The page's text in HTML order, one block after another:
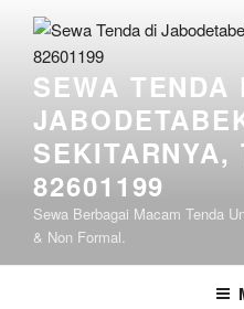
Lompat
konten
SEWA TENDA
SEKITARNYA,
82601199
Sewa Berbagai Macam Tenda
& Non Formal.